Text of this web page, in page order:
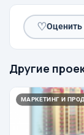
♡Оценить
Другие
МАРКЕТИНГ И